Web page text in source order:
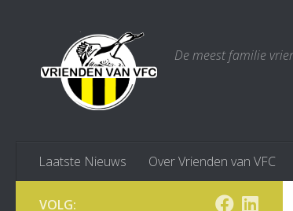
De meest familie
Laatste Nieuws Over Vrienden van VFC
VOLG: